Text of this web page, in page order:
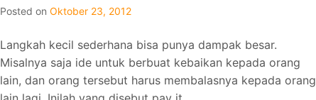
Kapal
Pernah
Dibajak
Posted on Oktober 23, 2012
Langkah kecil sederhana bisa punya dampak besar.
Misalnya saja ide untuk berbuat kebaikan kepada orang
lain, dan orang tersebut harus membalasnya kepada orang